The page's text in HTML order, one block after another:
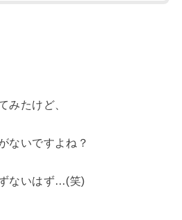
みたけど、
ないですよね？
ないはず…(笑)